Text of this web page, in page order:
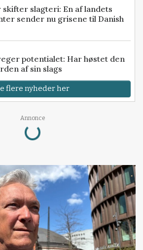
skifter slagteri: En af landets
sender nu grisene til Danish
potentialet: Har høstet den
af sin slags
flere nyheder her
Annonce
Loading...